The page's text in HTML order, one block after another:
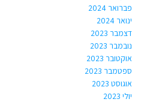
פברואר 2024
ינואר 2024
דצמבר 2023
נובמבר 2023
אוקטובר 2023
ספטמבר 2023
אוגוסט 2023
יולי 2023